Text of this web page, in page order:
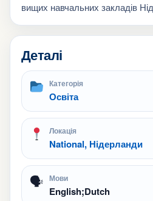
вищих навчальних закладів
Деталі
Категорія
Освіта
Локація
National, Нідерланди
🗣 Мови
English;Dutch